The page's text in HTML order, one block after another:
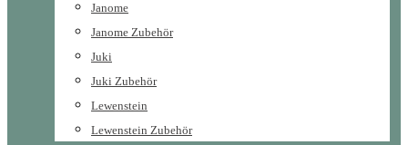
Janome
Janome Zubehör
Juki
Juki Zubehör
Lewenstein
Lewenstein Zubehör